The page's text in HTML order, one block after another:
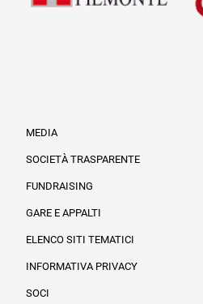
MEDIA
SOCIETÀ TRASPARENTE
FUNDRAISING
GARE E APPALTI
ELENCO SITI TEMATICI
INFORMATIVA PRIVACY
SOCI